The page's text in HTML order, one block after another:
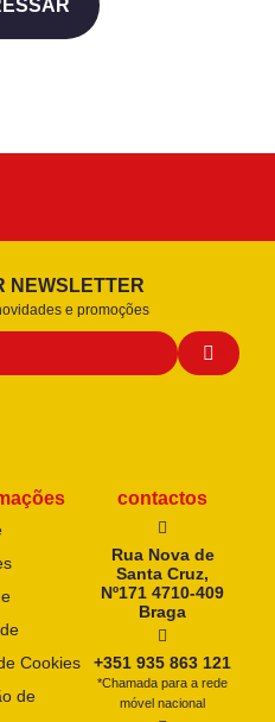
NEWSLETTER
e promoções
Cookies
de
contactos
Rua Nova de
Santa Cruz,
Nº171 4710-409
Braga
+351 935 863 121
*Chamada para a rede
móvel nacional